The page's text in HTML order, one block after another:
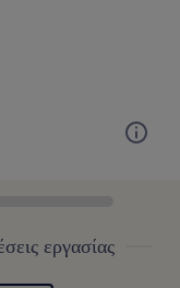
εργασίας